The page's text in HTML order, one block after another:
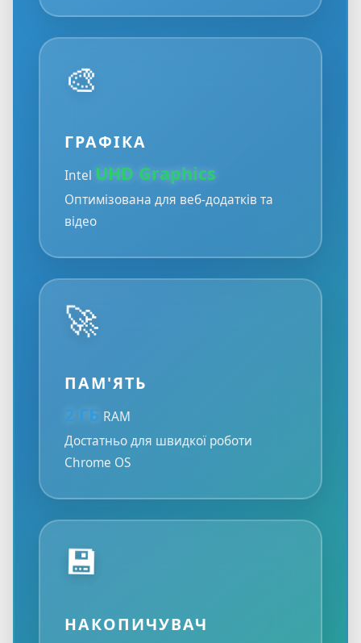
🎨
ГРАФІКА
Intel UHD Graphics
Оптимізована для веб-додатків та
відео
🚀
ПАМ'ЯТЬ
2 ГБ RAM
Достатньо для швидкої роботи
Chrome OS
💾
НАКОПИЧУВАЧ